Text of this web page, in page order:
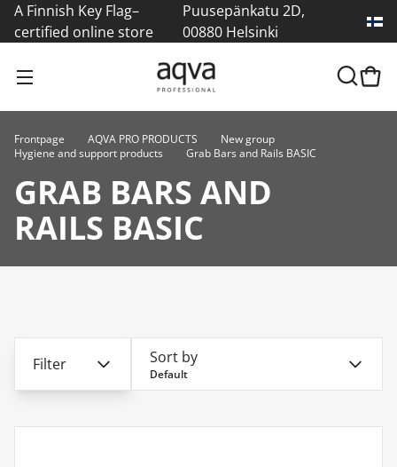
A Finnish Key Flag–
certified online store
Puusepänkatu 2D,
00880 Helsinki
Frontpage AQVA PRO PRODUCTS
New group
Hygiene and support products
Grab Bars and Rails BASIC
GRAB BARS AND
RAILS BASIC
Filter Sort by
Default